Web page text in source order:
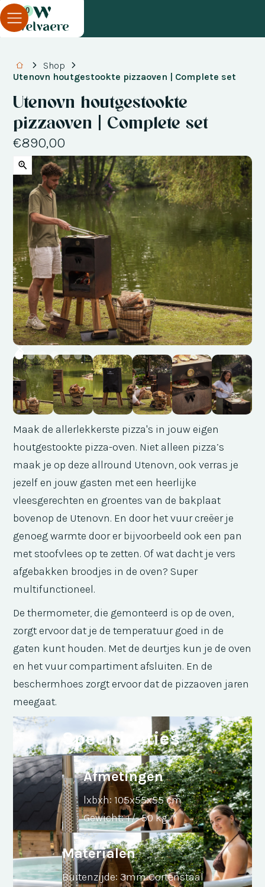
0
Shop
Utenovn houtgestookte pizzaoven | Complete set
Utenovn houtgestookte
pizzaoven | Complete set
€890,00
Maak de allerlekkerste pizza's in jouw eigen
houtgestookte pizza-oven. Niet alleen pizza’s
maak je op deze allround Utenovn, ook verras je
jezelf en jouw gasten met een heerlijke
vleesgerechten en groentes van de bakplaat
bovenop de Utenovn. En door het vuur creëer je
genoeg warmte door er bijvoorbeeld ook een pan
met stoofvlees op te zetten. Of wat dacht je vers
afgebakken broodjes in de oven? Super
multifunctioneel.
De thermometer, die gemonteerd is op de oven,
zorgt ervoor dat je de temperatuur goed in de
gaten kunt houden. Met de deurtjes kun je de oven
en het vuur compartiment afsluiten. En de
beschermhoes zorgt ervoor dat de pizzaoven jaren
meegaat.
Specificaties
Afmetingen
lxbxh: 105x55x55 cm
Gewicht: +/- 50 kg
Materialen
Buitenzijde: 3mm Cortenstaal